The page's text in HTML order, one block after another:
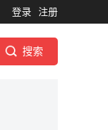
登录 注册